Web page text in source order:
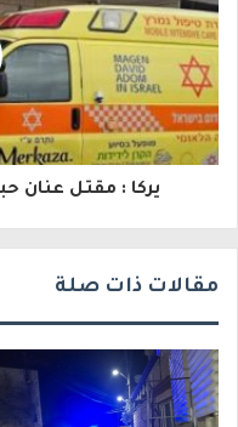
ل
ت
ر
ن
يركا : مقتل عنان
مقالات ذات صلة